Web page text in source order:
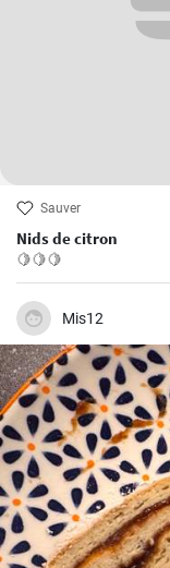
Sauver
Nids de citron
🍋🍋🍋
Mis12